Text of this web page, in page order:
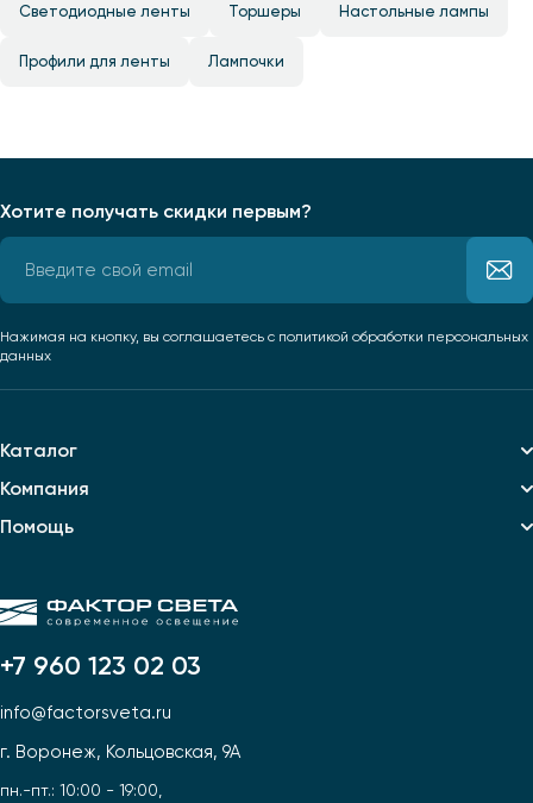
Светодиодные ленты Торшеры Настольные лампы
Профили для ленты Лампочки
+7 960 123 02 03
info@factorsveta.ru
г. Воронеж, Кольцовская, 9А
пн.-пт.: 10:00 - 19:00,
Каталог
Компания
Помощь
Хотите получать скидки первым?
Нажимая на кнопку, вы соглашаетесь с политикой обработки персональных
данных